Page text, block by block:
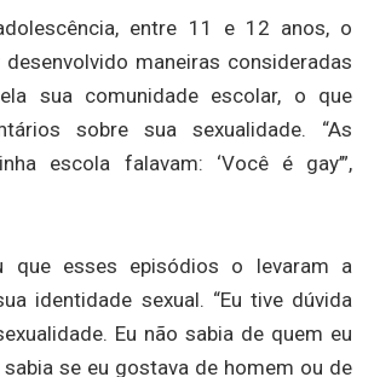
entre 11 e 12 anos, o
maneiras consideradas
sua comunidade escolar, o que
sobre sua sexualidade. “As
escola falavam: ‘Você é gay’”,
que esses episódios o levaram a
identidade sexual. “Eu tive dúvida
Eu não sabia de quem eu
sabia se eu gostava de homem ou de